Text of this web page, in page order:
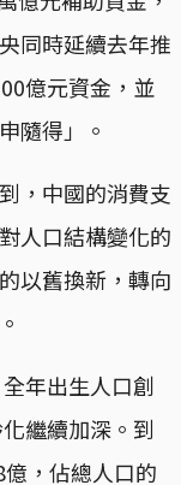
同時延續去年推
億元資金，並
隨得」。
，中國的消費支
人口結構變化的
以舊換新，轉向
年出生人口創
繼續加深。到
，佔總人口的